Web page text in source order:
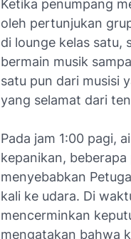
Ketika penumpang
oleh pertunjukan
di lounge kelas satu,
bermain musik
satu pun dari musisi
yang selamat dari
Pada jam 1:00 pagi,
kepanikan,
menyebabkan
kali ke udara. Di
mencerminkan
mengatakan bahwa